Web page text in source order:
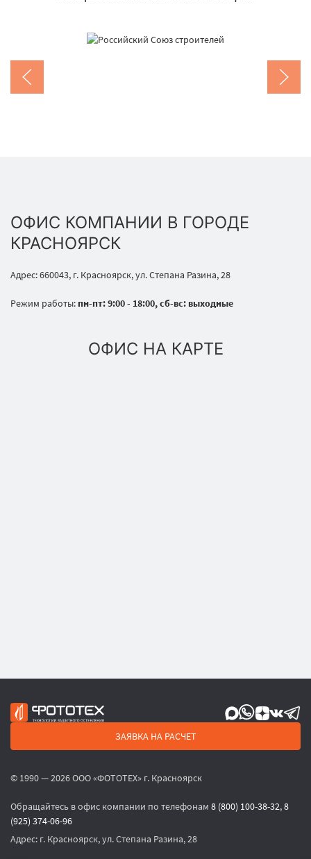
ОФИС КОМПАНИИ В ГОРОДЕ
КРАСНОЯРСК
Адрес: 660043, г. Красноярск, ул. Степана Разина, 28
Режим работы: пн-пт: 9:00 - 18:00, сб-вс: выходные
ОФИС НА КАРТЕ
ЗАЯВКА НА РАСЧЕТ
© 1990 — 2026 ООО «ФОТОТЕХ» г. Красноярск
Обращайтесь в офис компании по телефонам 8 (800) 100-38-32,8
(925) 374-06-96
Адрес: г. Красноярск, ул. Степана Разина, 28